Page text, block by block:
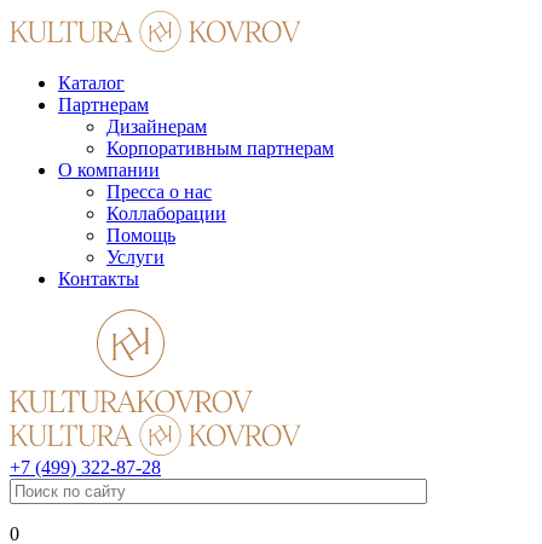
Каталог
Партнерам
Дизайнерам
Корпоративным партнерам
О компании
Пресса о нас
Коллаборации
Помощь
Услуги
Контакты
+7 (499) 322-87-28
0